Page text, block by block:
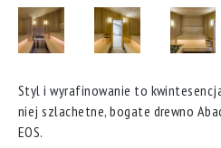
Styl i wyrafinowanie to
niej szlachetne, bogate drewno
EOS.